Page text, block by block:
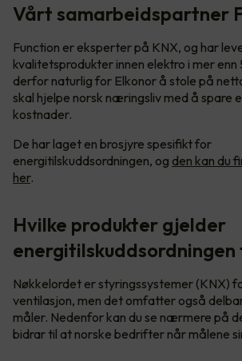
Vårt samarbeidspartner
Function er eksperter på KNX, og har
kvalitetsprodukter innen elektro i mer
derfor naturlig for Elkonor å stole på
skal hjelpe norsk næringsliv med å spare
kostnader.
De har laget en brosjyre spesifikt for
energitilskuddsordningen, og den kan du
her.
Hvilke produkter gjelder
energitilskuddsordningen
Nøkkelordet er styringssystemer (KNX)
ventilasjon, men det omfatter også
måler. Nedenfor kan du se nærmere på
bidrar til at norske bedrifter når målene